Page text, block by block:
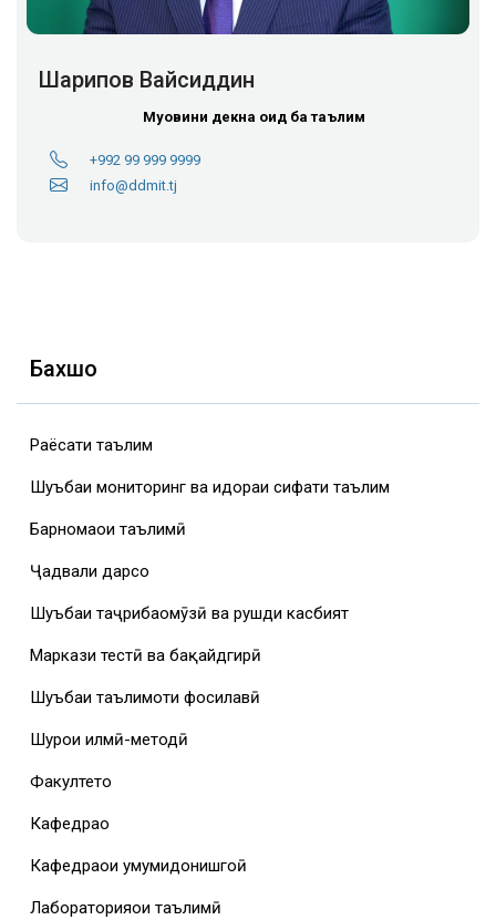
Шарипов Вайсиддин
Муовини декна оид ба таълим
+992 99 999 9999
info@ddmit.tj
Бахшҳо
Раёсати таълим
Шуъбаи мониторинг ва идораи сифати таълим
Барномаҳои таълимӣ
Ҷадвали дарсҳо
Шуъбаи таҷрибаомӯзӣ ва рушди касбият
Маркази тестӣ ва бақайдгирӣ
Шуъбаи таълимоти фосилавӣ
Шурои илмӣ-методӣ
Факултетҳо
Кафедраҳо
Кафедраҳои умумидонишгоҳӣ
Лабораторияҳои таълимӣ